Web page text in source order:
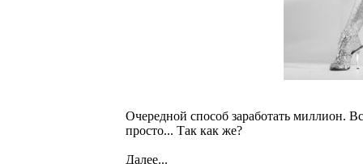
Очередной способ заработать миллион.
просто... Так как же?
Далее...